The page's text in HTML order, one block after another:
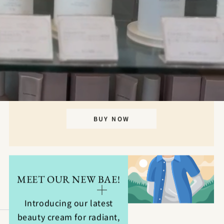
THE PERFECT PRESENT
Enhance your beauty routine with our
luxurious cream gift box. Includes a cuddly
teddy bear for added charm. Limited
availability.
BUY NOW
MEET OUR NEW BAE!
Introducing our latest
beauty cream for radiant,